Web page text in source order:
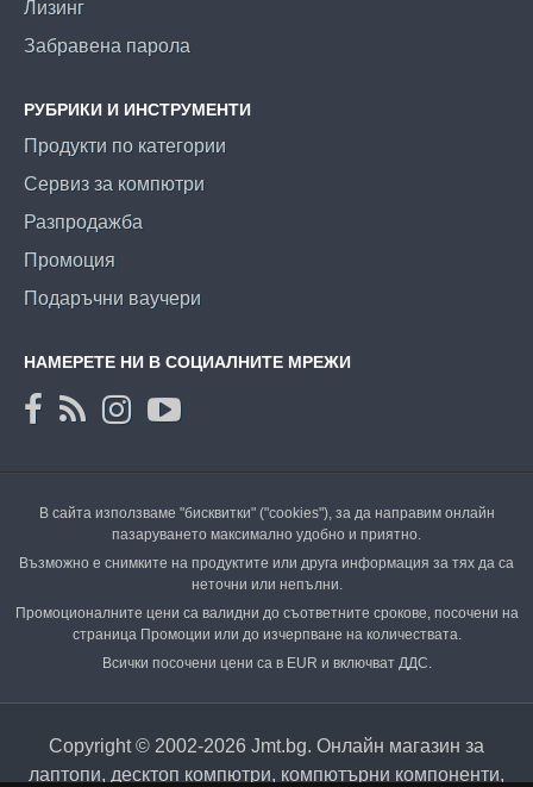
Лизинг
Забравена парола
РУБРИКИ И ИНСТРУМЕНТИ
Продукти по категории
Сервиз за компютри
Разпродажба
Промоция
Подаръчни ваучери
НАМЕРЕТЕ НИ В СОЦИАЛНИТЕ МРЕЖИ
В сайта използваме "бисквитки" ("cookies"), за да направим онлайн
пазаруването максимално удобно и приятно.
Възможно е снимките на продуктите или друга информация за тях да са
неточни или непълни.
Промоционалните цени са валидни до съответните срокове, посочени на
страница Промоции или до изчерпване на количествата.
Всички посочени цени са в EUR и включват ДДС.
Copyright © 2002-2026 Jmt.bg. Онлайн магазин за
лаптопи, десктоп компютри, компютърни компоненти,